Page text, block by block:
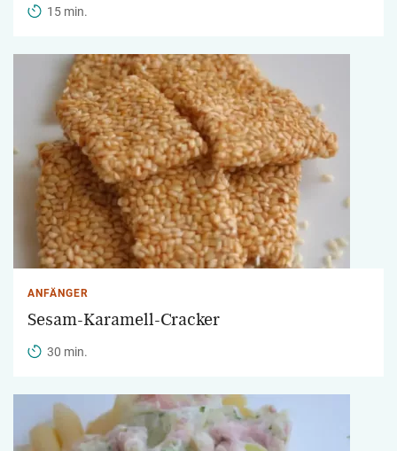
15 min.
ANFÄNGER
Sesam-Karamell-Cracker
30 min.